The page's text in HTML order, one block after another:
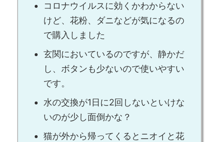
コロナウイルスに効くかわからない
けど、花粉、ダニなどが気になるの
で購入しました
玄関においているのですが、静かだ
し、ボタンも少ないので使いやすい
です。
水の交換が1日に2回しないといけな
いのが少し面倒かな？
猫が外から帰ってくるとニオイと花